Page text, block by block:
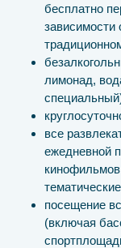
бесплатно
зависимости
лимонад,
все
ежедневной
посещение
(включая